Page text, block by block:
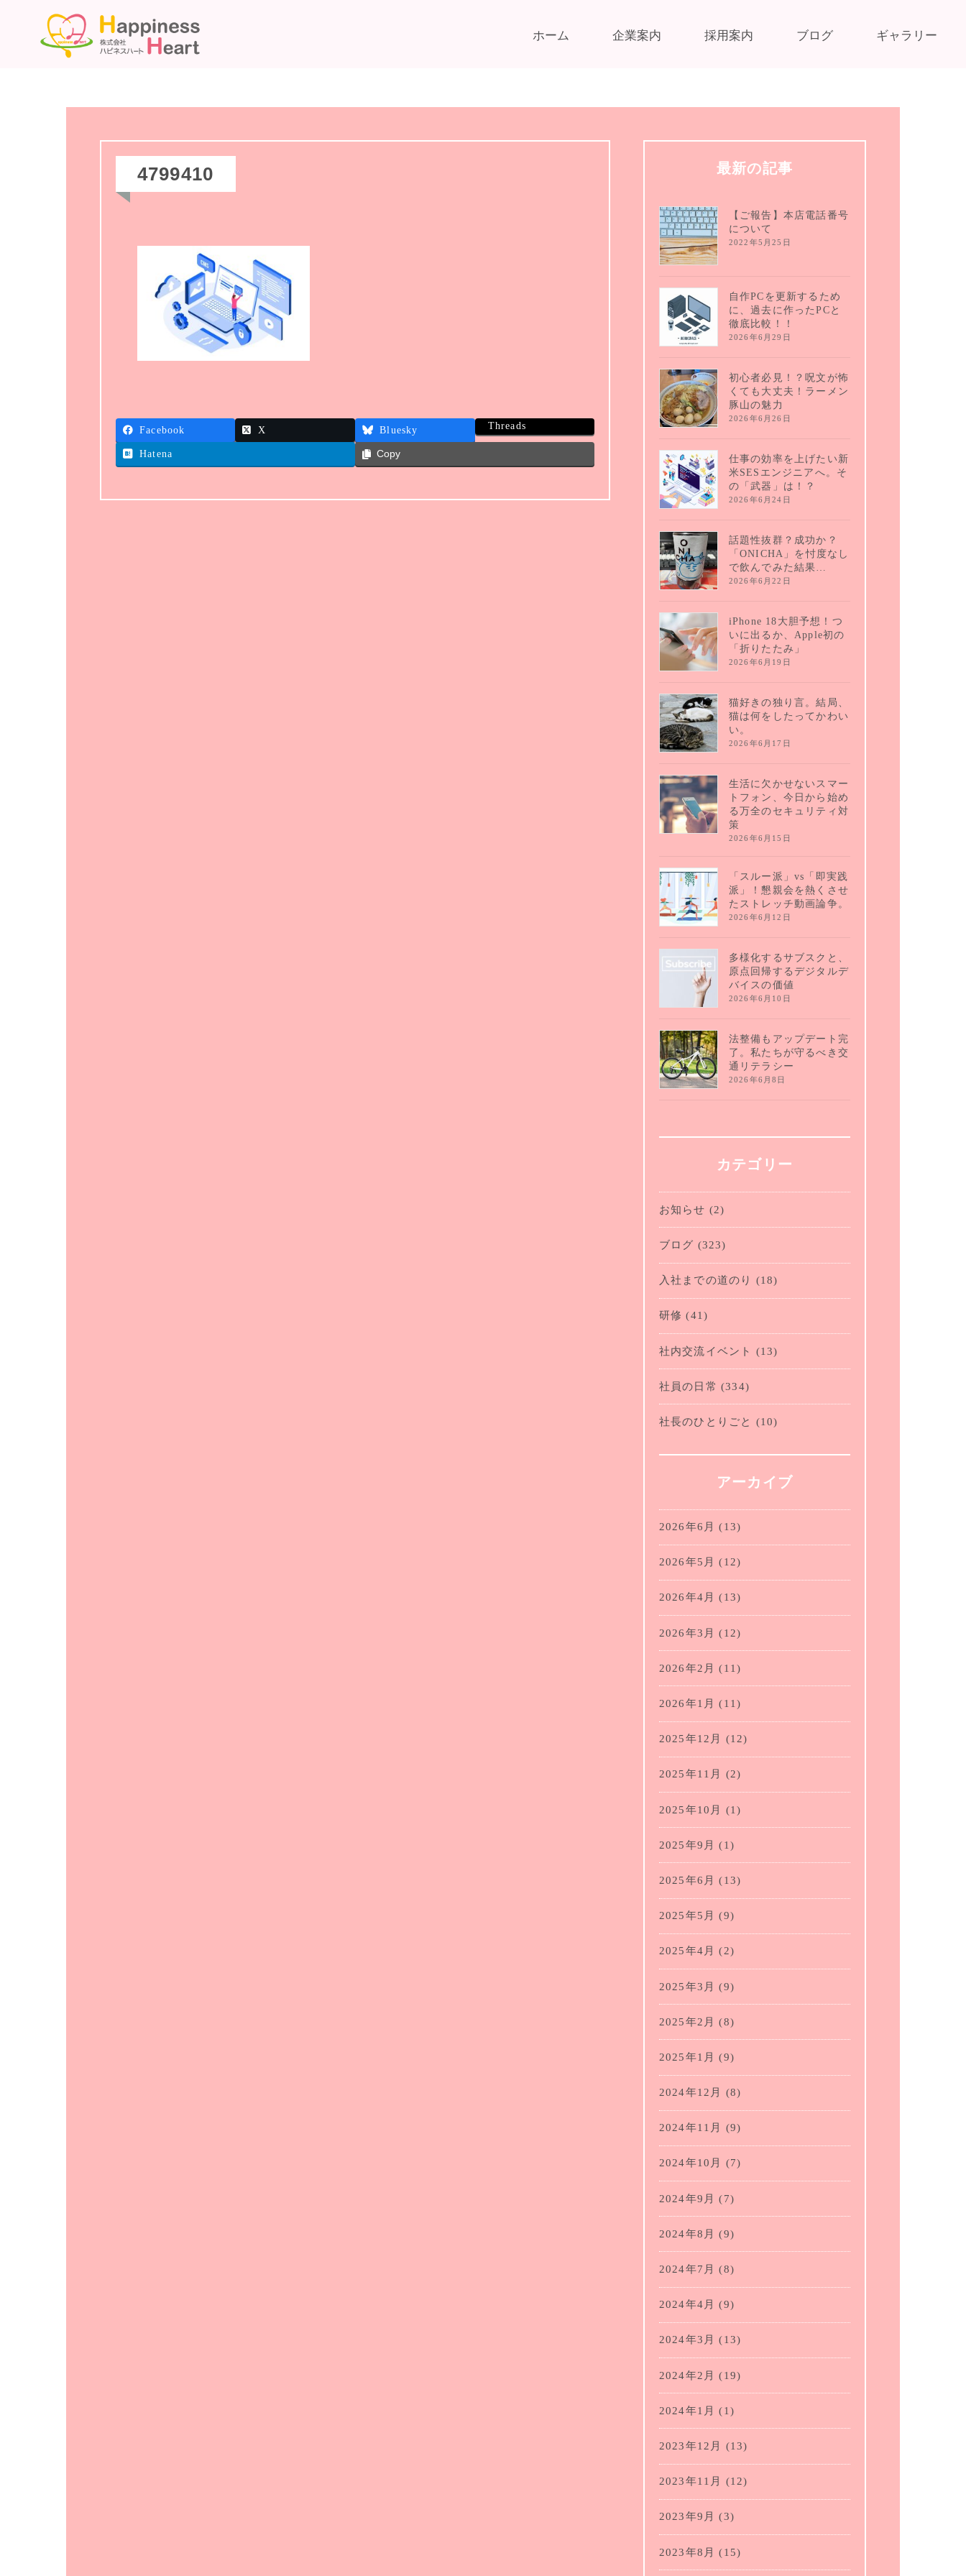
ホーム 企業案内 採用案内 ブログ ギャラリー
4799410
Facebook X Bluesky Threads
Hatena Copy
最新の記事
【ご報告】本店電話番号
について
2022年5月25日
自作PCを更新するため
に、過去に作ったPCと
徹底比較！！
2026年6月29日
初心者必見！？呪文が怖
くても大丈夫！ラーメン
豚山の魅力
2026年6月26日
仕事の効率を上げたい新
米SESエンジニアへ。そ
の「武器」は！？
2026年6月24日
話題性抜群？成功か？
「ONICHA」を忖度なし
で飲んでみた結果…
2026年6月22日
iPhone 18大胆予想！つ
いに出るか、Apple初の
「折りたたみ」
2026年6月19日
猫好きの独り言。結局、
猫は何をしたってかわい
い。
2026年6月17日
生活に欠かせないスマー
トフォン、今日から始め
る万全のセキュリティ対
策
2026年6月15日
「スルー派」vs「即実践
派」！懇親会を熱くさせ
たストレッチ動画論争。
2026年6月12日
多様化するサブスクと、
原点回帰するデジタルデ
バイスの価値
2026年6月10日
法整備もアップデート完
了。私たちが守るべき交
通リテラシー
2026年6月8日
カテゴリー
お知らせ (2)
ブログ (323)
入社までの道のり (18)
研修 (41)
社内交流イベント (13)
社員の日常 (334)
社長のひとりごと (10)
アーカイブ
2026年6月 (13)
2026年5月 (12)
2026年4月 (13)
2026年3月 (12)
2026年2月 (11)
2026年1月 (11)
2025年12月 (12)
2025年11月 (2)
2025年10月 (1)
2025年9月 (1)
2025年6月 (13)
2025年5月 (9)
2025年4月 (2)
2025年3月 (9)
2025年2月 (8)
2025年1月 (9)
2024年12月 (8)
2024年11月 (9)
2024年10月 (7)
2024年9月 (7)
2024年8月 (9)
2024年7月 (8)
2024年4月 (9)
2024年3月 (13)
2024年2月 (19)
2024年1月 (1)
2023年12月 (13)
2023年11月 (12)
2023年9月 (3)
2023年8月 (15)